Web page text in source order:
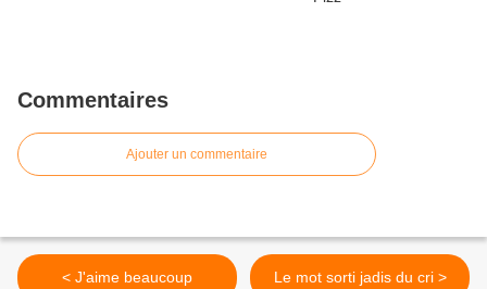
Commentaires
Ajouter un commentaire
< J'aime beaucoup Le mot sorti jadis du cri >